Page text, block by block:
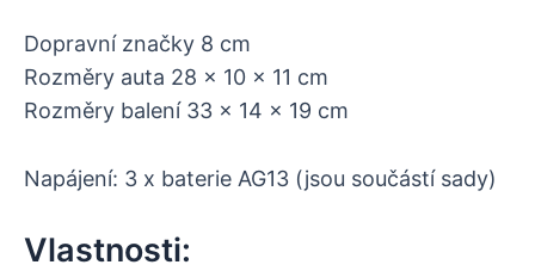
Dopravní značky 8 cm
Rozměry auta 28 x 10 x 11 cm
Rozměry balení 33 x 14 x 19 cm
Napájení: 3 x baterie AG13 (jsou součástí sady)
Vlastnosti: